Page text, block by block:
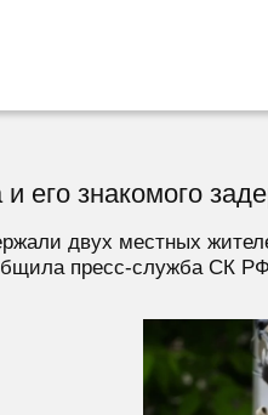
его знакомого
двух местных
пресс-служба СК